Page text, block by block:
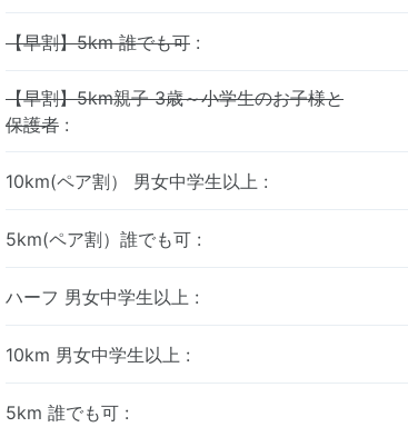
【早割】5km 誰でも可 :
【早割】5km親子 3歳～小学生のお子様と
保護者 :
10km(ペア割） 男女中学生以上 :
5km(ペア割）誰でも可 :
ハーフ 男女中学生以上 :
10km 男女中学生以上 :
5km 誰でも可 :